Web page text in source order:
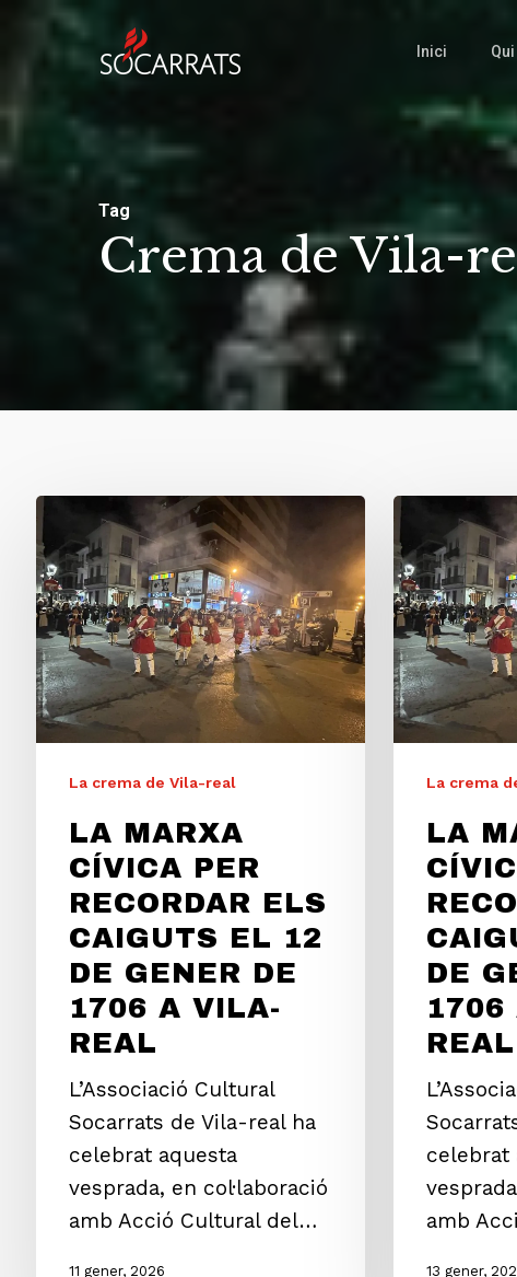
content
Inici
Tag
Crema de Vila-
La crema de Vila-real
LA MARXA
CÍVICA PER
RECORDAR ELS
CAIGUTS EL 12
DE GENER DE
1706 A VILA-
REAL
L’Associació Cultural
Socarrats de Vila-real ha
celebrat aquesta
vesprada, en col·laboració
amb Acció Cultural del…
11 gener, 2026
La crema
LA
DE
1706
REAL
celebrat
amb
13 gener,